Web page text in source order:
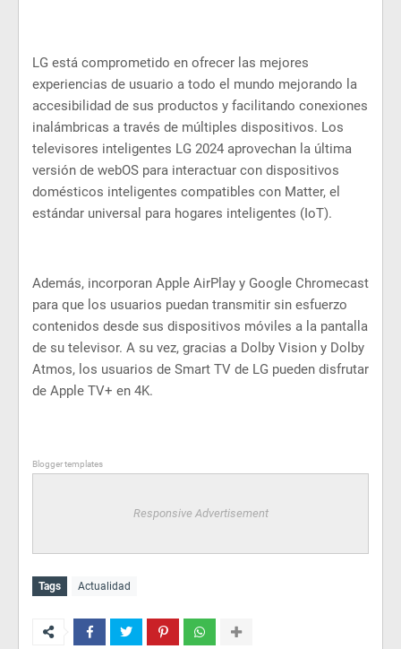
LG está comprometido en ofrecer las mejores
experiencias de usuario a todo el mundo mejorando la
accesibilidad de sus productos y facilitando conexiones
inalámbricas a través de múltiples dispositivos. Los
televisores inteligentes LG 2024 aprovechan la última
versión de webOS para interactuar con dispositivos
domésticos inteligentes compatibles con Matter, el
estándar universal para hogares inteligentes (IoT).
Además, incorporan Apple AirPlay y Google Chromecast
para que los usuarios puedan transmitir sin esfuerzo
contenidos desde sus dispositivos móviles a la pantalla
de su televisor. A su vez, gracias a Dolby Vision y Dolby
Atmos, los usuarios de Smart TV de LG pueden disfrutar
de Apple TV+ en 4K.
Blogger templates
Responsive Advertisement
Tags Actualidad